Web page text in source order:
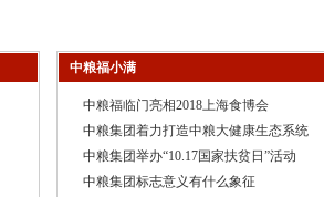
中粮福小满
中粮福临门亮相2018上海食博会
中粮集团着力打造中粮大健康生态系统
中粮集团举办“10.17国家扶贫日”活动
中粮集团标志意义有什么象征